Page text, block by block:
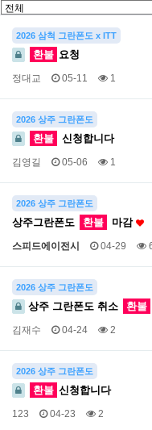
2026 삼척 그란폰도 x ITT
환불 요청
정대교 05-11 1
2026 상주 그란폰도
환불 신청합니다
김영길 05-06 1
2026 상주 그란폰도
상주그란폰도 환불 마감
스피드에이전시 04-29
2026 상주 그란폰도
상주 그란폰도 취소 환불
김재수 04-24 2
2026 상주 그란폰도
환불 신청합니다
123 04-23 2